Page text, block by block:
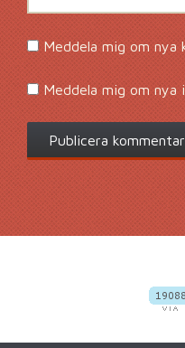
Meddela mig om nya
Meddela mig om nya